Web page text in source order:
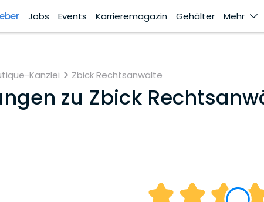
Jobs Events Karrieremagazin Gehälter Mehr
Kanzlei Zbick Rechtsanwälte
zu Zbick